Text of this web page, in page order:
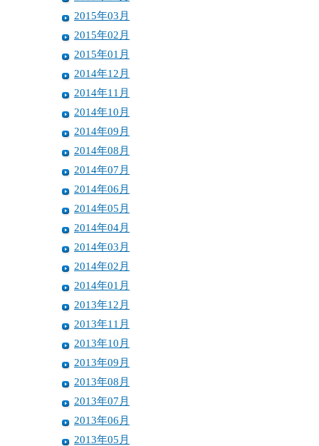
2015年03月
2015年02月
2015年01月
2014年12月
2014年11月
2014年10月
2014年09月
2014年08月
2014年07月
2014年06月
2014年05月
2014年04月
2014年03月
2014年02月
2014年01月
2013年12月
2013年11月
2013年10月
2013年09月
2013年08月
2013年07月
2013年06月
2013年05月